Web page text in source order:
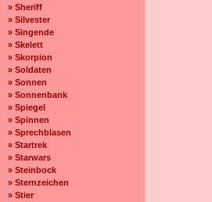
» Sheriff
» Silvester
» Singende
» Skelett
» Skorpion
» Soldaten
» Sonnen
» Sonnenbank
» Spiegel
» Spinnen
» Sprechblasen
» Startrek
» Starwars
» Steinbock
» Sternzeichen
» Stier